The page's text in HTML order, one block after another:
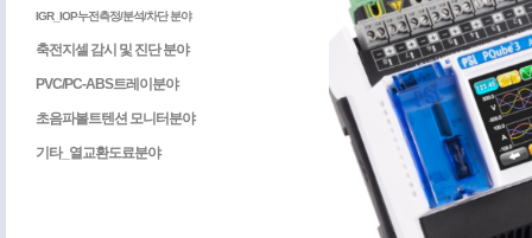
IGR_IOP누전측정/분석/차단 분야
축전지셀 감시 및 진단 분야
PVC/PC-ABS트레이분야
초음파볼트텐션 모니터분야
기타_열교환도료분야